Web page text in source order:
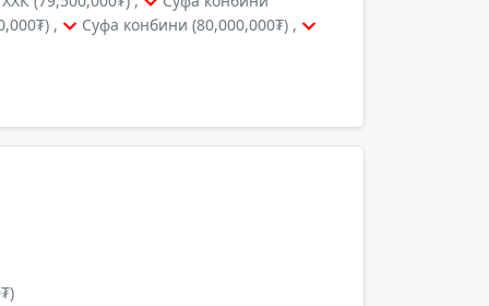
,
Суфа конбини (80,000,000₮) ,